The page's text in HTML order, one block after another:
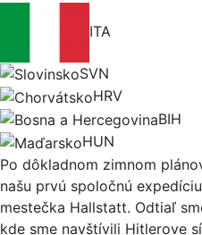
ITA
SVN
HRV
BIH
HUN
Po dôkladnom zimnom
našu prvú spoločnú
mestečka Hallstatt. Odtiaľ
kde sme navštívili Hitlerove